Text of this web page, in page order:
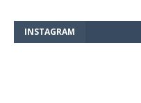
INSTAGRAM